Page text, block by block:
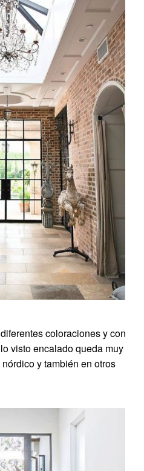
coloraciones y con
visto encalado queda muy
y también en otros